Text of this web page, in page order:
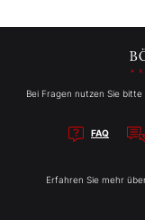
Bei Fragen nutzen Sie
FAQ
Erfahren Sie mehr